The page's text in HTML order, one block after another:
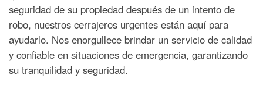
seguridad de su propiedad después de un intento de
robo, nuestros cerrajeros urgentes están aquí para
ayudarlo. Nos enorgullece brindar un servicio de calidad
y confiable en situaciones de emergencia, garantizando
su tranquilidad y seguridad.